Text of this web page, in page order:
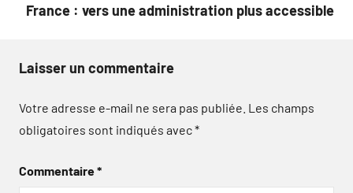
France : vers une administration plus accessible
Laisser un commentaire
Votre adresse e-mail ne sera pas publiée. Les champs
obligatoires sont indiqués avec*
Commentaire*